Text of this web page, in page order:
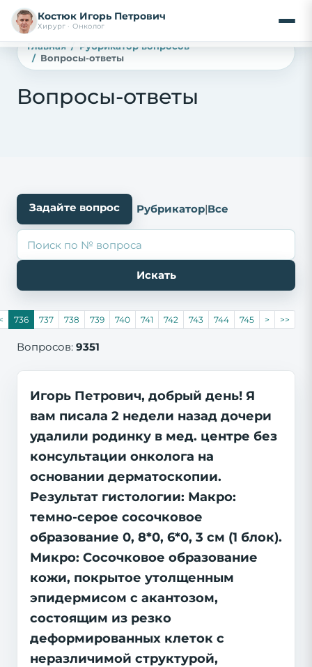
Костюк Игорь Петрович
Хирург · Онколог
Главная
Рубрикатор вопросов
Вопросы-ответы
Вопросы-ответы
Задайте вопрос Рубрикатор|Все
736 737 738 739 740 741 742 743 744 745 > >>
Вопросов: 9351
Игорь Петрович, добрый день! Я
вам писала 2 недели назад дочери
удалили родинку в мед. центре без
консультации онколога на
основании дерматоскопии.
Результат гистологии: Макро:
темно-серое сосочковое
образование 0, 8*0, 6*0, 3 см (1 блок).
Микро: Сосочковое образование
кожи, покрытое утолщенным
эпидермисом с акантозом,
состоящим из резко
деформированных клеток с
неразличимой структурой,